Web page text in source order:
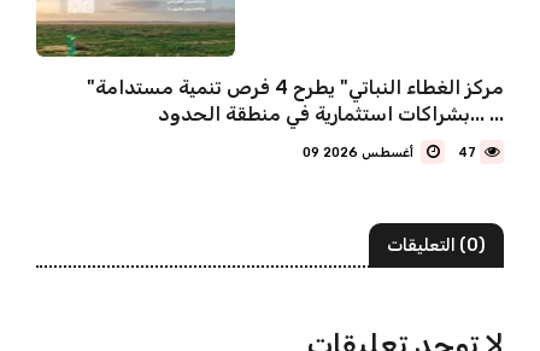
"مركز الغطاء النباتي" يطرح 4 فرص تنمية مستدامة
بشراكات استثمارية في منطقة الحدود... ...
47
(0) التعليقات